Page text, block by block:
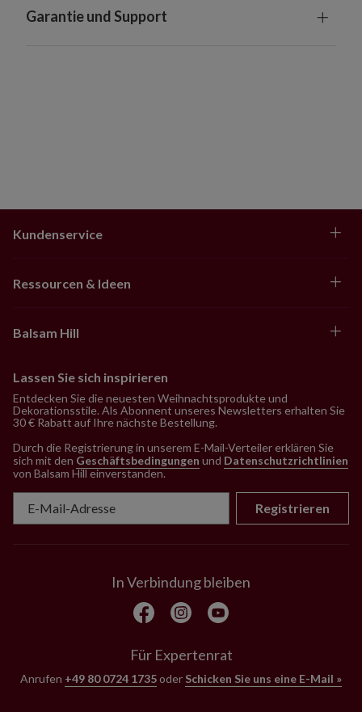
Garantie und Support
Kundenservice
Ressourcen & Ideen
Balsam Hill
Lassen Sie sich inspirieren
Entdecken Sie die neuesten Weihnachtsprodukte und
Dekorationsstile. Als Abonnent unseres Newsletters erhalten Sie
30 € Rabatt auf Ihre nächste Bestellung.
Durch die Registrierung in unserem E-Mail-Verteiler erklären Sie
sich mit den Geschäftsbedingungen und Datenschutzrichtlinien
von Balsam Hill einverstanden.
Registrieren
In Verbindung bleiben
Für Expertenrat
Anrufen +49 80 0724 1735oder Schicken Sie uns eine E-Mail »